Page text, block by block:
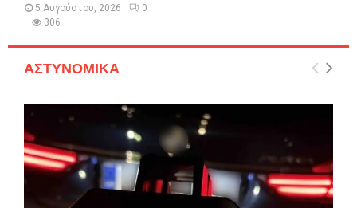
5 Αυγούστου, 2026
0
306
ΑΣΤΥΝΟΜΙΚΑ